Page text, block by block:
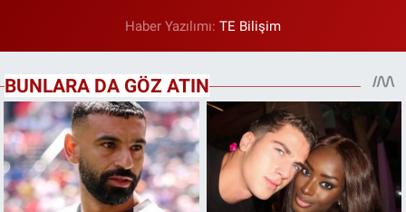
Haber Yazılımı: TE Bilişim